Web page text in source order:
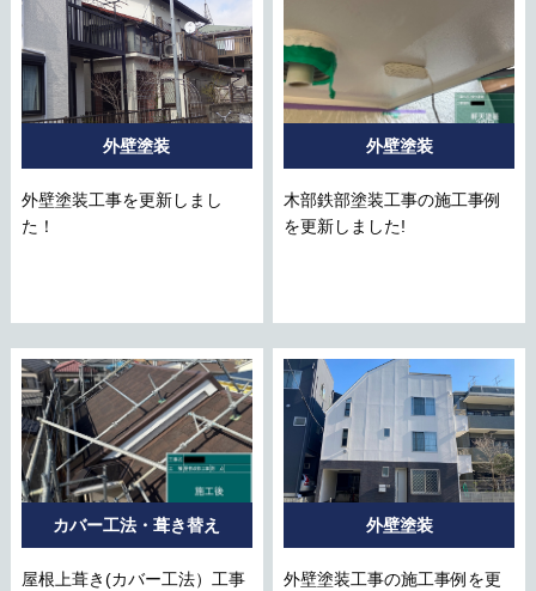
外壁塗装
外壁塗装工事を更新しまし
た！
外壁塗装
木部鉄部塗装工事の施工事例
を更新しました!
カバー工法・葺き替え
屋根上葺き(カバー工法）工事
外壁塗装
外壁塗装工事の施工事例を更